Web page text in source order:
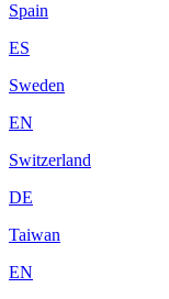
Spain
ES
Sweden
EN
Switzerland
DE
Taiwan
EN